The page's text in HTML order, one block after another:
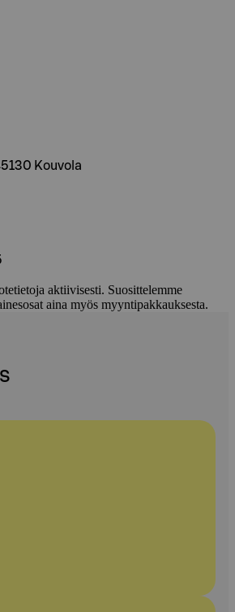
Kouvola
aktiivisesti. Suosittelemme
aina myös myyntipakkauksesta.